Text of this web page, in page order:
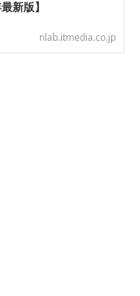
新版】
nlab.itmedia.co.jp